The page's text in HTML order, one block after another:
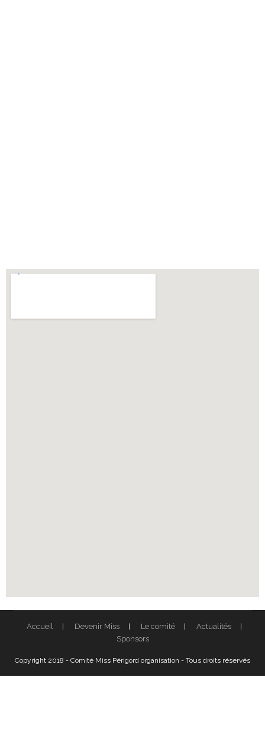
Accueil Devenir Miss Le comité
Actualités
Sponsors
Copyright 2018 - Comité Miss Périgord organisation - Tous droits réservés